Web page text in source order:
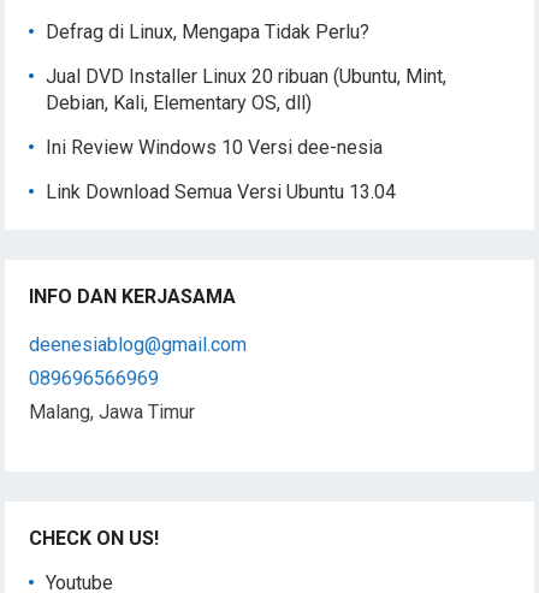
Defrag di Linux, Mengapa Tidak Perlu?
Jual DVD Installer Linux 20 ribuan (Ubuntu, Mint,
Debian, Kali, Elementary OS, dll)
Ini Review Windows 10 Versi dee-nesia
Link Download Semua Versi Ubuntu 13.04
INFO DAN KERJASAMA
deenesiablog@gmail.com
089696566969
Malang, Jawa Timur
CHECK ON US!
Youtube